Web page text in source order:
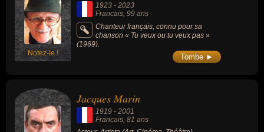
Notez-le !
1923 - 2023
Francais , 99 ans
Chanteur français, connu pour sa
chanson « Tu veux ou tu veux pas »
(1969).
Tombe ►
Jacques Marin
1919 - 2001
Francais, 81 ans